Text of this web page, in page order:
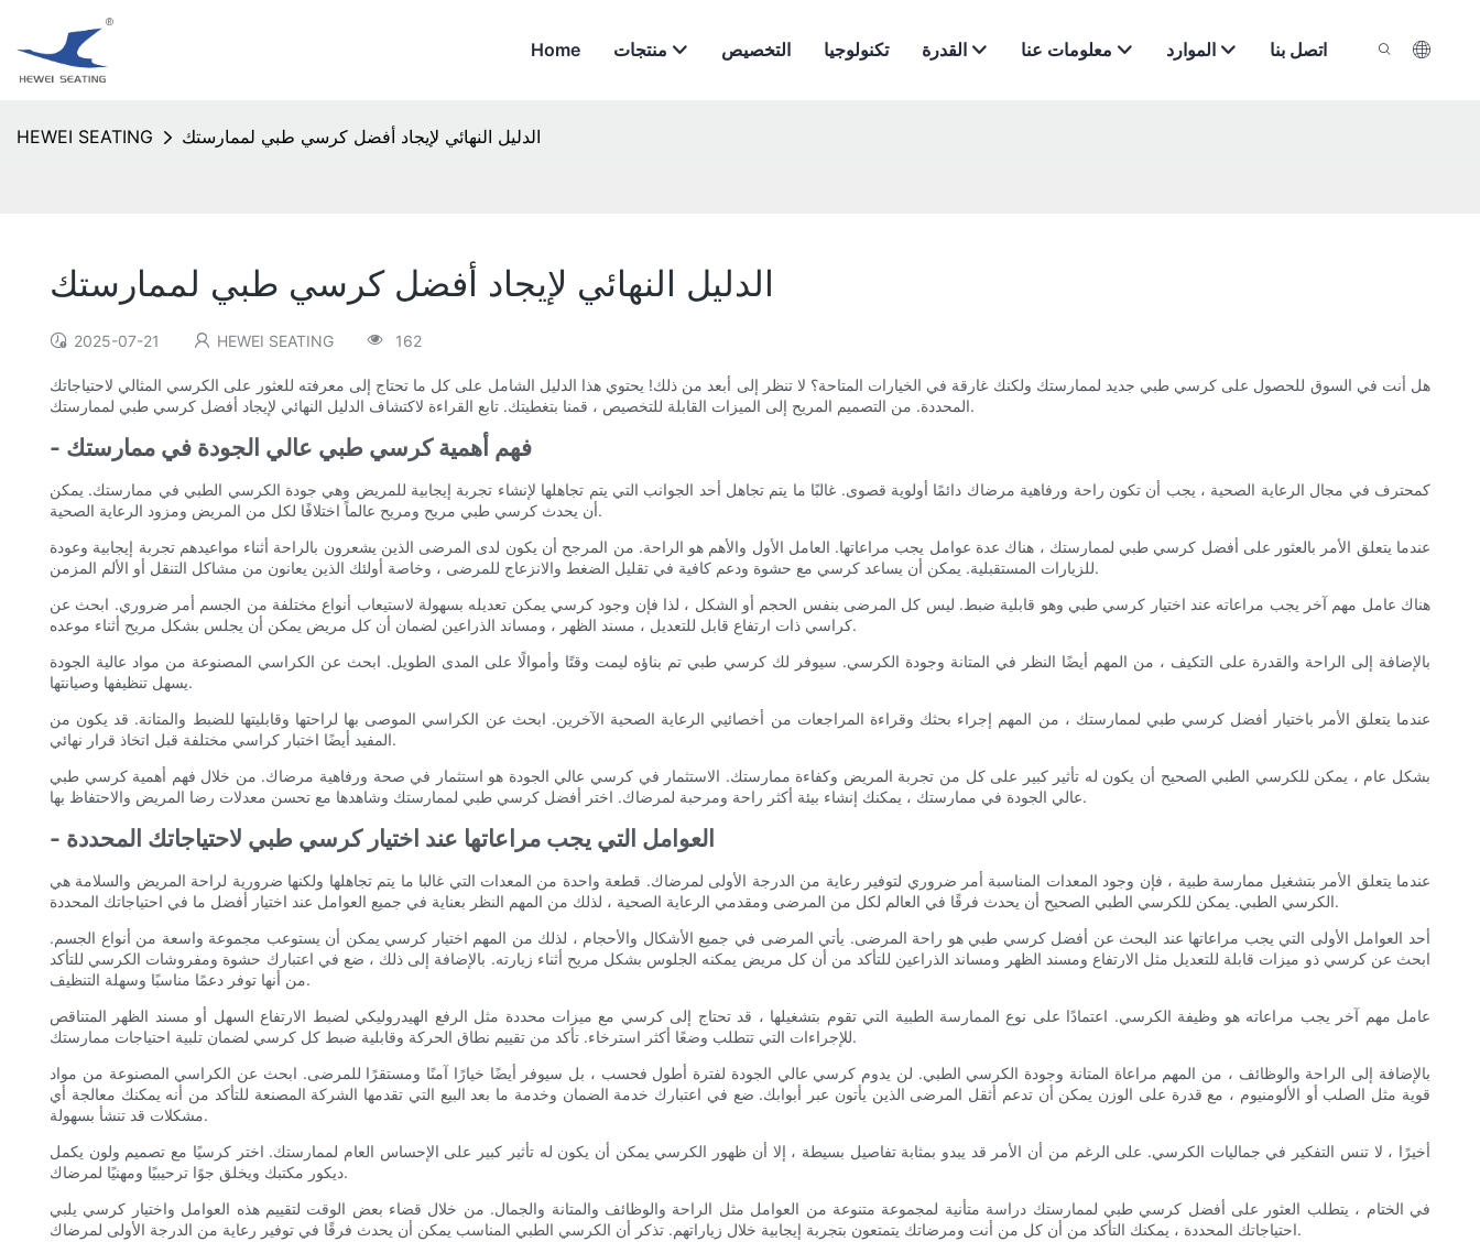
Home منتجات التخصيص تكنولوجيا القدرة معلومات عنا الموارد اتصل بنا
HEWEI SEATING الدليل النهائي لإيجاد أفضل كرسي طبي لممارستك
الدليل النهائي لإيجاد أفضل كرسي طبي لممارستك
2025-07-21 HEWEI SEATING 162
هل أنت في السوق للحصول على كرسي طبي جديد لممارستك ولكنك غارقة في الخيارات المتاحة؟ لا تنظر إلى أبعد من ذلك! يحتوي هذا الدليل الشامل على كل ما تحتاج إلى معرفته للعثور على الكرسي المثالي لاحتياجاتك
المحددة. من التصميم المريح إلى الميزات القابلة للتخصيص ، قمنا بتغطيتك. تابع القراءة لاكتشاف الدليل النهائي لإيجاد أفضل كرسي طبي لممارستك.
- فهم أهمية كرسي طبي عالي الجودة في ممارستك
كمحترف في مجال الرعاية الصحية ، يجب أن تكون راحة ورفاهية مرضاك دائمًا أولوية قصوى. غالبًا ما يتم تجاهل أحد الجوانب التي يتم تجاهلها لإنشاء تجربة إيجابية للمريض وهي جودة الكرسي الطبي في ممارستك. يمكن
أن يحدث كرسي طبي مريح ومريح عالماً اختلافًا لكل من المريض ومزود الرعاية الصحية.
عندما يتعلق الأمر بالعثور على أفضل كرسي طبي لممارستك ، هناك عدة عوامل يجب مراعاتها. العامل الأول والأهم هو الراحة. من المرجح أن يكون لدى المرضى الذين يشعرون بالراحة أثناء مواعيدهم تجربة إيجابية وعودة
للزيارات المستقبلية. يمكن أن يساعد كرسي مع حشوة ودعم كافية في تقليل الضغط والانزعاج للمرضى ، وخاصة أولئك الذين يعانون من مشاكل التنقل أو الألم المزمن.
هناك عامل مهم آخر يجب مراعاته عند اختيار كرسي طبي وهو قابلية ضبط. ليس كل المرضى بنفس الحجم أو الشكل ، لذا فإن وجود كرسي يمكن تعديله بسهولة لاستيعاب أنواع مختلفة من الجسم أمر ضروري. ابحث عن
كراسي ذات ارتفاع قابل للتعديل ، مسند الظهر ، ومساند الذراعين لضمان أن كل مريض يمكن أن يجلس بشكل مريح أثناء موعده.
بالإضافة إلى الراحة والقدرة على التكيف ، من المهم أيضًا النظر في المتانة وجودة الكرسي. سيوفر لك كرسي طبي تم بناؤه ليمت وقتًا وأموالًا على المدى الطويل. ابحث عن الكراسي المصنوعة من مواد عالية الجودة
يسهل تنظيفها وصيانتها.
عندما يتعلق الأمر باختيار أفضل كرسي طبي لممارستك ، من المهم إجراء بحثك وقراءة المراجعات من أخصائيي الرعاية الصحية الآخرين. ابحث عن الكراسي الموصى بها لراحتها وقابليتها للضبط والمتانة. قد يكون من
المفيد أيضًا اختبار كراسي مختلفة قبل اتخاذ قرار نهائي.
بشكل عام ، يمكن للكرسي الطبي الصحيح أن يكون له تأثير كبير على كل من تجربة المريض وكفاءة ممارستك. الاستثمار في كرسي عالي الجودة هو استثمار في صحة ورفاهية مرضاك. من خلال فهم أهمية كرسي طبي
عالي الجودة في ممارستك ، يمكنك إنشاء بيئة أكثر راحة ومرحبة لمرضاك. اختر أفضل كرسي طبي لممارستك وشاهدها مع تحسن معدلات رضا المريض والاحتفاظ بها.
- العوامل التي يجب مراعاتها عند اختيار كرسي طبي لاحتياجاتك المحددة
عندما يتعلق الأمر بتشغيل ممارسة طبية ، فإن وجود المعدات المناسبة أمر ضروري لتوفير رعاية من الدرجة الأولى لمرضاك. قطعة واحدة من المعدات التي غالبا ما يتم تجاهلها ولكنها ضرورية لراحة المريض والسلامة هي
الكرسي الطبي. يمكن للكرسي الطبي الصحيح أن يحدث فرقًا في العالم لكل من المرضى ومقدمي الرعاية الصحية ، لذلك من المهم النظر بعناية في جميع العوامل عند اختيار أفضل ما في احتياجاتك المحددة.
أحد العوامل الأولى التي يجب مراعاتها عند البحث عن أفضل كرسي طبي هو راحة المرضى. يأتي المرضى في جميع الأشكال والأحجام ، لذلك من المهم اختيار كرسي يمكن أن يستوعب مجموعة واسعة من أنواع الجسم.
ابحث عن كرسي ذو ميزات قابلة للتعديل مثل الارتفاع ومسند الظهر ومساند الذراعين للتأكد من أن كل مريض يمكنه الجلوس بشكل مريح أثناء زيارته. بالإضافة إلى ذلك ، ضع في اعتبارك حشوة ومفروشات الكرسي للتأكد
من أنها توفر دعمًا مناسبًا وسهلة التنظيف.
عامل مهم آخر يجب مراعاته هو وظيفة الكرسي. اعتمادًا على نوع الممارسة الطبية التي تقوم بتشغيلها ، قد تحتاج إلى كرسي مع ميزات محددة مثل الرفع الهيدروليكي لضبط الارتفاع السهل أو مسند الظهر المتناقص
للإجراءات التي تتطلب وضعًا أكثر استرخاء. تأكد من تقييم نطاق الحركة وقابلية ضبط كل كرسي لضمان تلبية احتياجات ممارستك.
بالإضافة إلى الراحة والوظائف ، من المهم مراعاة المتانة وجودة الكرسي الطبي. لن يدوم كرسي عالي الجودة لفترة أطول فحسب ، بل سيوفر أيضًا خيارًا آمنًا ومستقرًا للمرضى. ابحث عن الكراسي المصنوعة من مواد
قوية مثل الصلب أو الألومنيوم ، مع قدرة على الوزن يمكن أن تدعم أثقل المرضى الذين يأتون عبر أبوابك. ضع في اعتبارك خدمة الضمان وخدمة ما بعد البيع التي تقدمها الشركة المصنعة للتأكد من أنه يمكنك معالجة أي
مشكلات قد تنشأ بسهولة.
أخيرًا ، لا تنس التفكير في جماليات الكرسي. على الرغم من أن الأمر قد يبدو بمثابة تفاصيل بسيطة ، إلا أن ظهور الكرسي يمكن أن يكون له تأثير كبير على الإحساس العام لممارستك. اختر كرسيًا مع تصميم ولون يكمل
ديكور مكتبك ويخلق جوًا ترحيبيًا ومهنيًا لمرضاك.
في الختام ، يتطلب العثور على أفضل كرسي طبي لممارستك دراسة متأنية لمجموعة متنوعة من العوامل مثل الراحة والوظائف والمتانة والجمال. من خلال قضاء بعض الوقت لتقييم هذه العوامل واختيار كرسي يلبي
احتياجاتك المحددة ، يمكنك التأكد من أن كل من أنت ومرضاتك يتمتعون بتجربة إيجابية خلال زياراتهم. تذكر أن الكرسي الطبي المناسب يمكن أن يحدث فرقًا في توفير رعاية من الدرجة الأولى لمرضاك.